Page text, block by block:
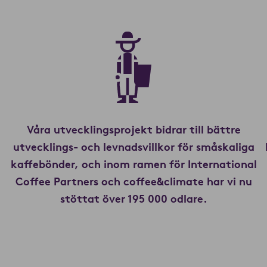
Våra utvecklingsprojekt bidrar till bättre
utvecklings- och levnadsvillkor för småskaliga
kaffebönder, och inom ramen för International
Coffee Partners och coffee&climate har vi nu
stöttat över 195 000 odlare.